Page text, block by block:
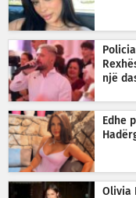
një
Edhe
Olivia